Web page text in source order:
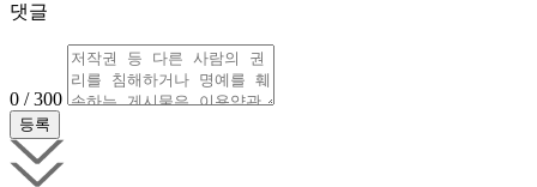
댓글
0 / 300